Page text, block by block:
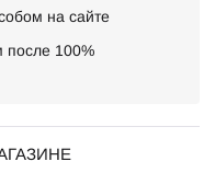
на сайте
после 100%